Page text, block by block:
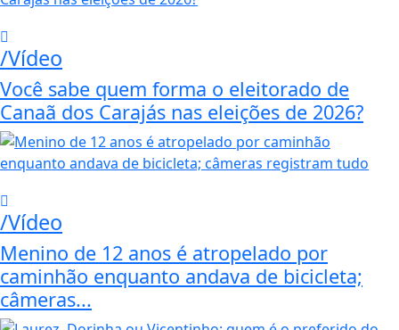
/Vídeo
Você sabe quem forma o eleitorado de
Canaã dos Carajás nas eleições de 2026?
/Vídeo
Menino de 12 anos é atropelado por
caminhão enquanto andava de bicicleta;
câmeras...